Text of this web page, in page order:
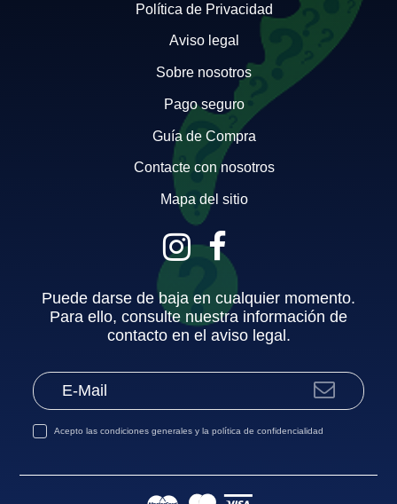
Política de Privacidad
Aviso legal
Sobre nosotros
Pago seguro
Guía de Compra
Contacte con nosotros
Mapa del sitio
Puede darse de baja en cualquier momento.
Para ello, consulte nuestra información de
contacto en el aviso legal.
Acepto lascondiciones generales y lapolítica de confidencialidad